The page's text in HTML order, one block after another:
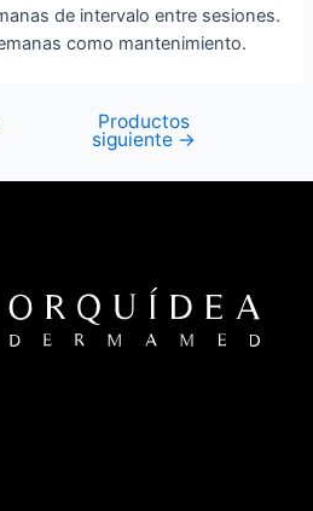
de intervalo entre sesiones.
como mantenimiento.
Productos
siguiente →